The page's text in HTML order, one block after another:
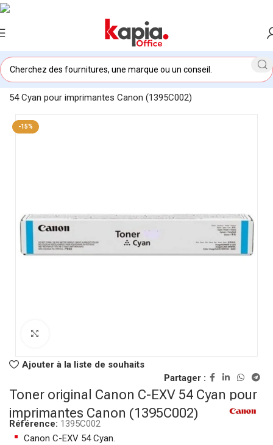
Accueil/KAPIA OFFICE MAROC/Toner original Canon C-EXV
54 Cyan pour imprimantes Canon (1395C002)
-15%
Ajouter à la liste de souhaits
Partager :
Toner original Canon C-EXV 54 Cyan pour
imprimantes Canon (1395C002)
Référence: 1395C002
Canon C-EXV 54 Cyan.